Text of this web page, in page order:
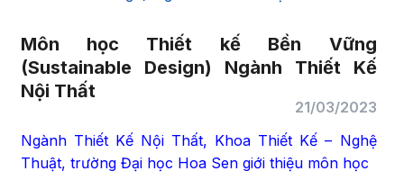
Môn học Thiết kế Bền Vững
(Sustainable Design) Ngành Thiết Kế
Nội Thất
21/03/2023
Ngành Thiết Kế Nội Thất, Khoa Thiết Kế – Nghệ
Thuật, trường Đại học Hoa Sen giới thiệu môn học